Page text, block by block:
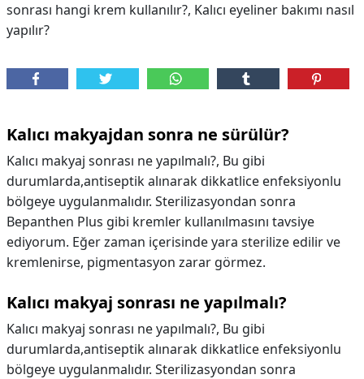
sonrası hangi krem kullanılır?, Kalıcı eyeliner bakımı nasıl
yapılır?
Kalıcı makyajdan sonra ne sürülür?
Kalıcı makyaj sonrası ne yapılmalı?, Bu gibi
durumlarda,antiseptik alınarak dikkatlice enfeksiyonlu
bölgeye uygulanmalıdır. Sterilizasyondan sonra
Bepanthen Plus gibi kremler kullanılmasını tavsiye
ediyorum. Eğer zaman içerisinde yara sterilize edilir ve
kremlenirse, pigmentasyon zarar görmez.
Kalıcı makyaj sonrası ne yapılmalı?
Kalıcı makyaj sonrası ne yapılmalı?, Bu gibi
durumlarda,antiseptik alınarak dikkatlice enfeksiyonlu
bölgeye uygulanmalıdır. Sterilizasyondan sonra